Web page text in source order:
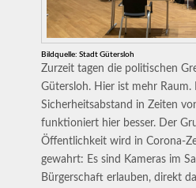
Bildquelle: Stadt Gütersloh
Zurzeit tagen die politischen
Gütersloh. Hier ist mehr Raum.
Sicherheitsabstand in Zeiten
funktioniert hier besser. Der
Öffentlichkeit wird in Corona-
gewahrt: Es sind Kameras im
Bürgerschaft erlauben, direkt